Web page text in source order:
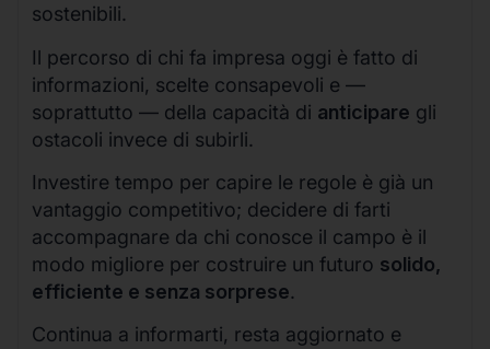
sostenibili.
Il percorso di chi fa impresa oggi è fatto di
informazioni, scelte consapevoli e —
soprattutto — della capacità di anticipare gli
ostacoli invece di subirli.
Investire tempo per capire le regole è già un
vantaggio competitivo; decidere di farti
accompagnare da chi conosce il campo è il
modo migliore per costruire un futuro solido,
efficiente e senza sorprese.
Continua a informarti, resta aggiornato e